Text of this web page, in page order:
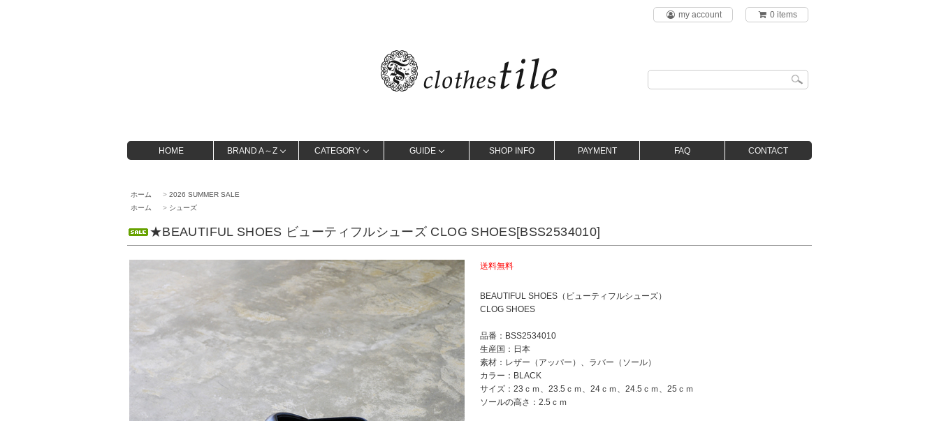
my account 0 items
HOME BRAND A～Z CATEGORY GUIDE SHOP INFO PAYMENT FAQ CONTACT
ホーム > 2026 SUMMER SALE
ホーム
> シューズ
★BEAUTIFUL SHOES ビューティフルシューズ CLOG SHOES[BSS2534010]
送料無料
BEAUTIFUL SHOES（ビューティフルシューズ）
CLOG SHOES
品番：BSS2534010
生産国：日本
素材：レザー（アッパー）、ラバー（ソール）
カラー：BLACK
サイズ：23ｃｍ、23.5ｃｍ、24ｃｍ、24.5ｃｍ、25ｃｍ
ソールの高さ：2.5ｃｍ